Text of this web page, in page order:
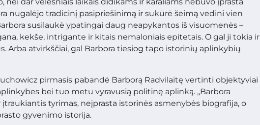
nei dar vėlesniais laikais didikams ir karaliams nebuvo įprasta
nugalėjo tradicinį pasipriešinimą ir sukūrė šeimą vedini vien
susilaukė ypatingai daug neapykantos iš visuomenės –
kekše, intrigante ir kitais nemaloniais epitetais. O gal ji tokia ir
Arba atvirkščiai, gal Barbora tiesiog tapo istorinių aplinkybių
pirmasis pabandė Barborą Radvilaitę vertinti objektyviai
bei tuo metu vyravusią politinę aplinką. „Barbora
įtraukiantis tyrimas, neįprasta istorinės asmenybės biografija, o
gyvenimo istorija.